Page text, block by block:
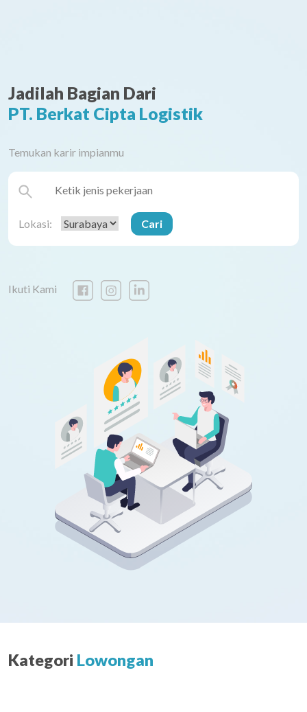
Jadilah Bagian Dari
PT. Berkat Cipta Logistik
Temukan karir impianmu
Lokasi:
Ikuti Kami
Kategori Lowongan